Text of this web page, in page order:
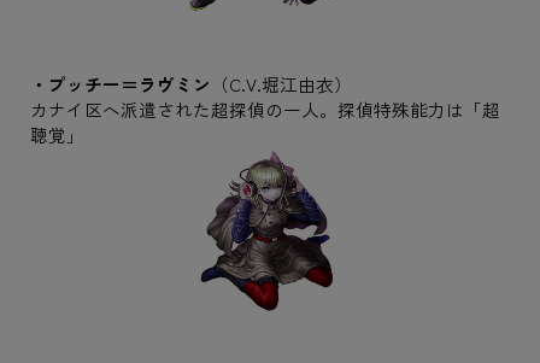
・プッチー＝ラヴミン （C.V.堀江由衣）
カナイ区へ派遣された超探偵の一人。探偵特殊能力は「超
聴覚」